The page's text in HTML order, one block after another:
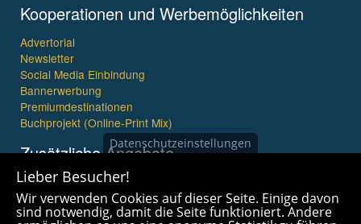
Kooperationen und Werbemöglichkeiten
Advertorial
Newsletter
Social Media Einbindung
Bannerwerbung
Premiumdestinationen
Buchprojekt (Online-Print Mix)
Zusätzliche Angebote
Imagefilme und mehr
360° x 360° Fotografie
Datenschutzeinstellungen
Lieber Besucher!
Wir verwenden Cookies auf dieser Seite. Einige davon
sind notwendig, damit die Seite funktioniert. Andere